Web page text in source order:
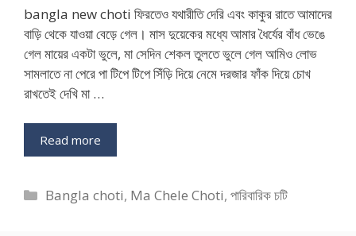
bangla new choti ফিরতেও যথারীতি দেরি এবং কাকুর রাতে আমাদের
বাড়ি থেকে যাওয়া বেড়ে গেল। মাস দুয়েকের মধ্যে আমার ধৈর্যের বাঁধ ভেঙে
গেল মায়ের একটা ভুলে, মা সেদিন শেকল তুলতে ভুলে গেল আমিও লোভ
সামলাতে না পেরে পা টিপে টিপে সিঁড়ি দিয়ে নেমে দরজার ফাঁক দিয়ে চোখ
রাখতেই দেখি মা …
Read more
Categories
Bangla choti, Ma Chele Choti,পারিবারিক চটি